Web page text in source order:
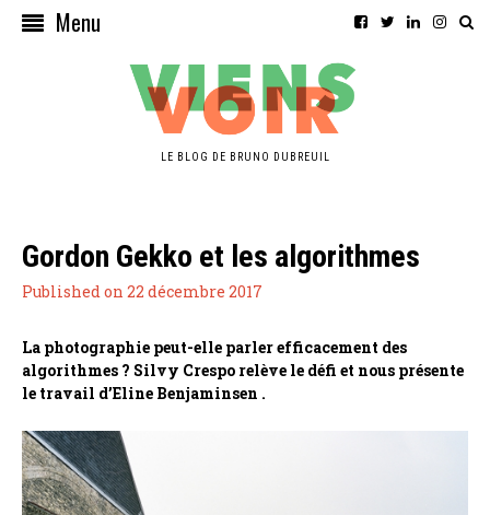
Menu
LE BLOG DE BRUNO DUBREUIL
Gordon Gekko et les algorithmes
Published on 22 décembre 2017
La photographie peut-elle parler efficacement des
algorithmes ? Silvy Crespo relève le défi et nous présente
le travail d’Eline Benjaminsen .